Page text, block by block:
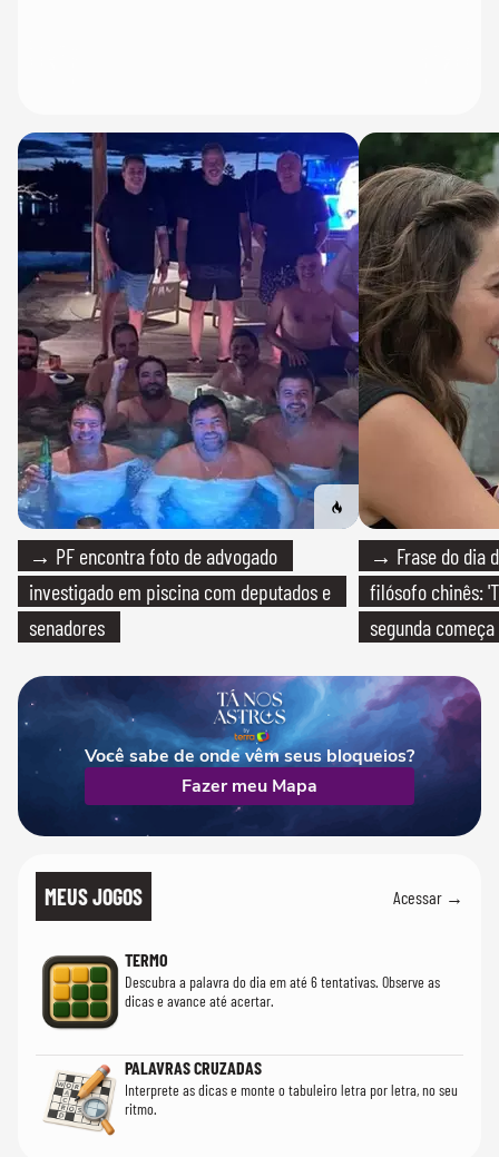
→ PF encontra foto de advogado
investigado em piscina com deputados e
senadores
→ Frase do dia
filósofo chinês:
segunda
Você sabe de onde vêm seus bloqueios?
Fazer meu Mapa
MEUS JOGOS Acessar →
TERMO
Descubra a palavra do dia em até 6 tentativas. Observe as
dicas e avance até acertar.
PALAVRAS CRUZADAS
Interprete as dicas e monte o tabuleiro letra por letra, no seu
ritmo.